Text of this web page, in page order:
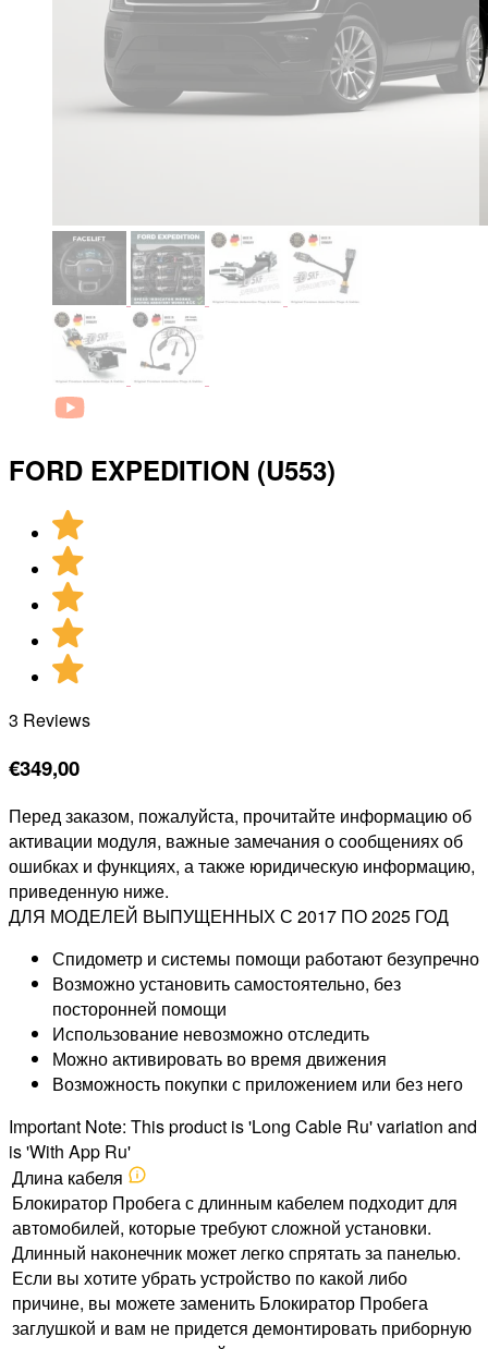
FORD EXPEDITION (U553)
3 Reviews
€349,00
Перед заказом, пожалуйста, прочитайте информацию об
активации модуля, важные замечания о сообщениях об
ошибках и функциях, а также юридическую информацию,
приведенную ниже.
ДЛЯ МОДЕЛЕЙ ВЫПУЩЕННЫХ С 2017 ПО 2025 ГОД
Спидометр и системы помощи работают безупречно
Возможно установить самостоятельно, без
посторонней помощи
Использование невозможно отследить
Можно активировать во время движения
Возможность покупки с приложением или без него
Important Note: This product is 'Long Cable Ru' variation and
is 'With App Ru'
Длина кабеля
Блокиратор Пробега с длинным кабелем подходит для
автомобилей, которые требуют сложной установки.
Длинный наконечник может легко спрятать за панелью.
Если вы хотите убрать устройство по какой либо
причине, вы можете заменить Блокиратор Пробега
заглушкой и вам не придется демонтировать приборную